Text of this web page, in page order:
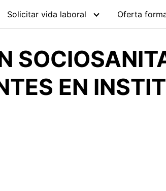
Solicitar vida laboral Oferta
EN